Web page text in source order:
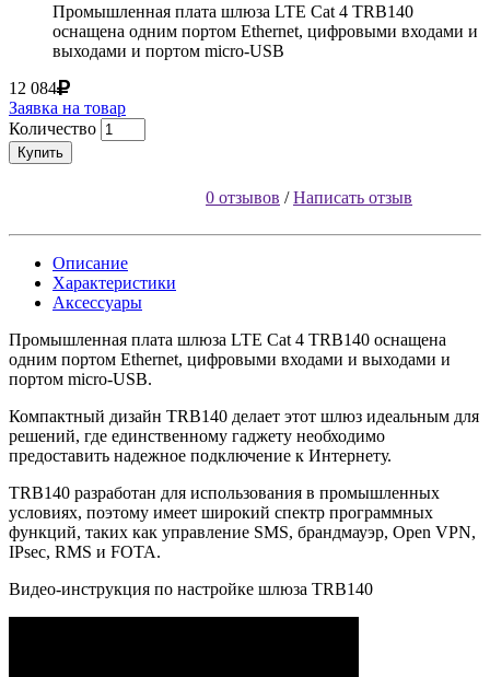
Промышленная плата шлюза LTE Cat 4 TRB140
оснащена одним портом Ethernet, цифровыми входами и
выходами и портом micro-USB
12 084
Заявка на товар
Количество
Купить
0 отзывов /Написать отзыв
Описание
Характеристики
Аксессуары
Промышленная плата шлюза LTE Cat 4 TRB140 оснащена
одним портом Ethernet, цифровыми входами и выходами и
портом micro-USB.
Компактный дизайн TRB140 делает этот шлюз идеальным для
решений, где единственному гаджету необходимо
предоставить надежное подключение к Интернету.
TRB140 разработан для использования в промышленных
условиях, поэтому имеет широкий спектр программных
функций, таких как управление SMS, брандмауэр, Open VPN,
IPsec, RMS и FOTA.
Видео-инструкция по настройке шлюза TRB140